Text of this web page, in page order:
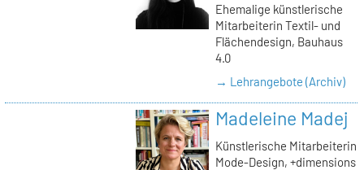
Ehemalige künstlerische
Mitarbeiterin Textil- und
Flächendesign, Bauhaus
4.0
→ Lehrangebote (Archiv)
Madeleine Madej
Künstlerische Mitarbeiterin
Mode-Design, +dimensions